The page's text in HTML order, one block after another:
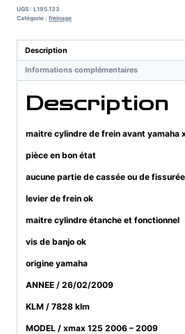
cylindre
de
avant
yamaha
xmax
(2006
UGS : L195.133
Catégorie : freinage
Description
Informations complémentaires
Description
maitre cylindre de frein avant yamaha
pièce en bon état
aucune partie de cassée ou de fissurée
levier de frein ok
maitre cylindre étanche et fonctionnel
vis de banjo ok
origine yamaha
ANNEE / 26/02/2009
KLM / 7828 klm
MODEL / xmax 125 2006 – 2009